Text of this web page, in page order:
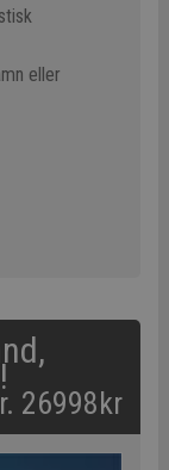
eller
26998kr